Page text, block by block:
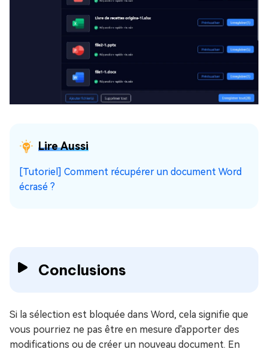
Lire Aussi
[Tutoriel] Comment récupérer un document Word
écrasé ?
Conclusions
Si la sélection est bloquée dans Word, cela signifie que
vous pourriez ne pas être en mesure d'apporter des
modifications ou de créer un nouveau document. En